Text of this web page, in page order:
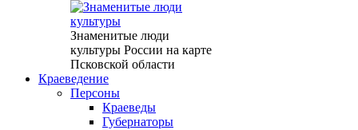
Знаменитые люди
культуры России на карте
Псковской области
Краеведение
Персоны
Краеведы
Губернаторы